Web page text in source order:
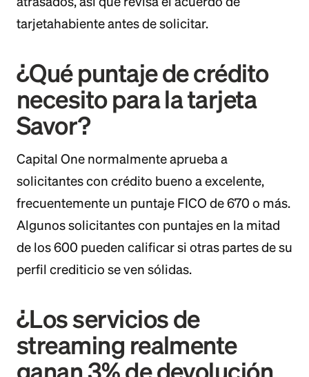
tarjetahabiente antes de solicitar.
¿Qué puntaje de crédito
necesito para la tarjeta
Savor?
Capital One normalmente aprueba a
solicitantes con crédito bueno a excelente,
frecuentemente un puntaje FICO de 670 o más.
Algunos solicitantes con puntajes en la mitad
de los 600 pueden calificar si otras partes de su
perfil crediticio se ven sólidas.
¿Los servicios de
streaming realmente
ganan 3% de devolución